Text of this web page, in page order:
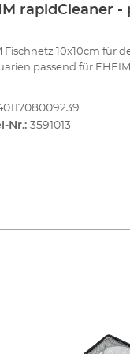
rapidCleaner -
Fischnetz 10x10cm für
passend für
Nr.: 3591013